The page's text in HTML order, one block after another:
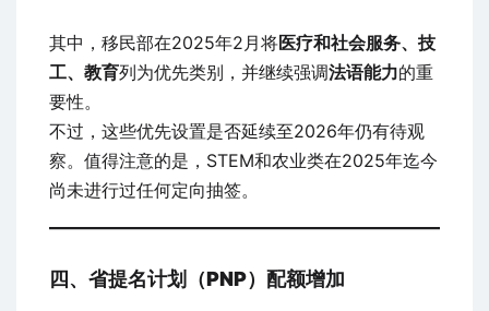
其中，移民部在2025年2月将医疗和社会服务、技
工、教育列为优先类别，并继续强调法语能力的重
要性。
不过，这些优先设置是否延续至2026年仍有待观
察。值得注意的是，STEM和农业类在2025年迄今
尚未进行过任何定向抽签。
四、省提名计划（PNP）配额增加